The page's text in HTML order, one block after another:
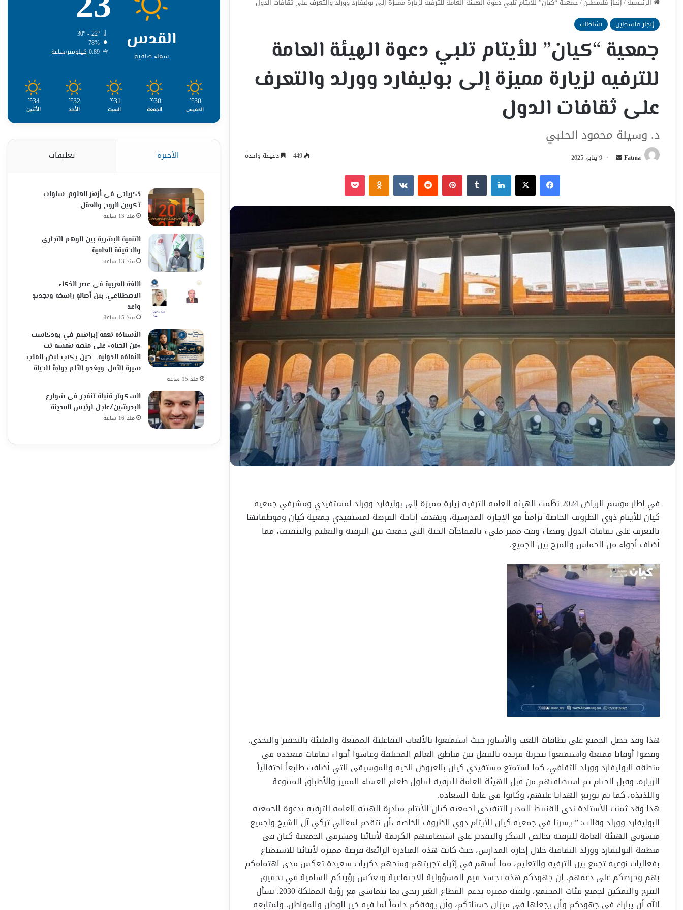
إنجاز فلسطين
نشاطات
جمعية “كيان” للأيتام تلبي دعوة الهيئة العامة
للترفيه لزيارة مميزة إلى بوليفارد وورلد والتعرف
على ثقافات الدول
د. وسيلة محمود الحلبي
Fatma
أرسل 9 يناير، 2025 449 دقيقة واحدة
فيسبوك‫X لينكدإن بينتيريست Odnoklassniki
‫Pocket
في إطار موسم الرياض 2024 نظّمت الهيئة العامة للترفيه زيارة مميزة إلى بوليفارد وورلد لمستفيدي ومشرفي جمعية
كيان للأيتام ذوي الظروف الخاصة تزامناً مع الإجازة المدرسية، وبهدف إتاحة الفرصة لمستفيدي جمعية كيان وموظفاتها
بالتعرف على ثقافات الدول وقضاء وقت مميز مليء بالمفاجآت الحية التي جمعت بين الترفيه والتعليم والتثقيف، مما
أضاف أجواء من الحماس والمرح بين الجميع.
هذا وقد حصل الجميع على بطاقات اللعب والأساور حيث استمتعوا بالألعاب التفاعلية الممتعة والمليئة بالتحفيز والتحدي.
وقضوا أوقاتا ممتعة واستمتعوا بتجربة فريدة بالتنقل بين مناطق العالم المختلفة وعاشوا أجواء ثقافات متعددة في
منطقة البوليفارد وورلد الثقافي، كما استمتع مستفيدي كيان بالعروض الحية والموسيقى التي أضافت طابعاً احتفالياً
للزيارة. وقبل الختام تم استضافتهم من قبل الهيئة العامة للترفيه لتناول طعام العشاء المميز والأطباق المتنوعة
واللذيذة، كما تم توزيع الهدايا عليهم، وكانوا في غاية السعادة.
هذا وقد ثمنت الأستاذة ندى القنيبط المدير التنفيذي لجمعية كيان للأيتام مبادرة الهيئة العامة للترفيه بدعوة الجمعية
للبوليفارد وورلد وقالت: ” يسرنا في جمعية كيان للأيتام ذوي الظروف الخاصة ،أن نتقدم لمعالي تركي آل الشيخ ولجميع
منسوبي الهيئة العامة للترفيه بخالص الشكر والتقدير على استضافتهم الكريمة لأبنائنا ومشرفي الجمعية كيان في
منطقة البوليفارد وورلد الثقافية خلال إجازة المدارس، حيث كانت هذه المبادرة الرائعة فرصة مميزة لأبنائنا للاستمتاع
بفعاليات نوعية تجمع بين الترفيه والتعليم، مما أسهم في إثراء تجربتهم ومنحهم ذكريات سعيدة تعكس مدى اهتمامكم
بهم وحرصكم على دعمهم. إن جهودكم هذه تجسد قيم المسؤولية الاجتماعية وتعكس رؤيتكم السامية في تحقيق
الفرح والتمكين لجميع فئات المجتمع، ولفته مميزه بدعم القطاع الغير ربحي بما يتماشى مع رؤية المملكة 2030. نسأل
الله أن يبارك في جهودكم وأن يجعلها في ميزان حسناتكم، وأن يوفقكم دائماً لما فيه خير الوطن والمواطن. ولمتابعة
القدس
سماء صافية
30º - 22º
78%
0.89 كيلومتر/ساعة
30
℃
الخميس
30
℃
الجمعة
31
℃
السبت
32
℃
الأحد
34
℃
الأثنين
الأخيرة تعليقات
ذكرياتي في أزهر العلوم: سنوات
تكوين الروح والعقل
منذ 13 ساعة
التنمية البشرية بين الوهم التجاري
والحقيقة العلمية
منذ 13 ساعة
اللغة العربية في عصر الذكاء
الاصطناعي: بين أصالةٍ راسخة وتجديدٍ
واعد
منذ 15 ساعة
الأستاذة نعمة إبراهيم في بودكاست
«من الحياة» على منصة همسة نت
الثقافة الدولية… حين يكتب نبض القلب
سيرة الأمل، ويغدو الألم بوابةً للحياة
منذ 15 ساعة
السكوتر قنبلة تنفجر في شوارع
البدرشين/عاجل لرئيس المدينة
منذ 16 ساعة